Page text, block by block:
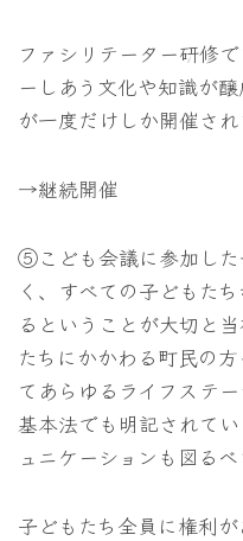
ファシリテーター研修
ーしあう文化や知識が
が一度だけしか開催さ
→継続開催
⑤こども会議に参加し
く、すべての子どもた
るということが大切と
たちにかかわる町民の
てあらゆるライフステ
基本法でも明記されて
ュニケーションも図る
子どもたち全員に権利